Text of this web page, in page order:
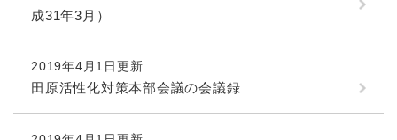
成31年3月）
2019年4月1日更新
田原活性化対策本部会議の会議録